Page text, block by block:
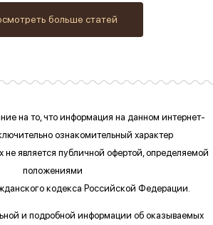
больше статей
на то, что информация на данном интернет-
ознакомительный характер
не является публичной офертой, определяемой
положениями
кодекса Российской Федерации.
и подробной информации об оказываемых